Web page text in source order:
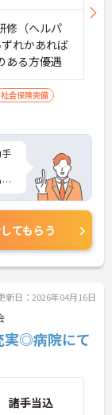
修（ヘルパ
れかあれば
る方優遇
社会保険完備
る
わ
てもらう
新日：2026年04月16日
実◎病院にて
諸手当込